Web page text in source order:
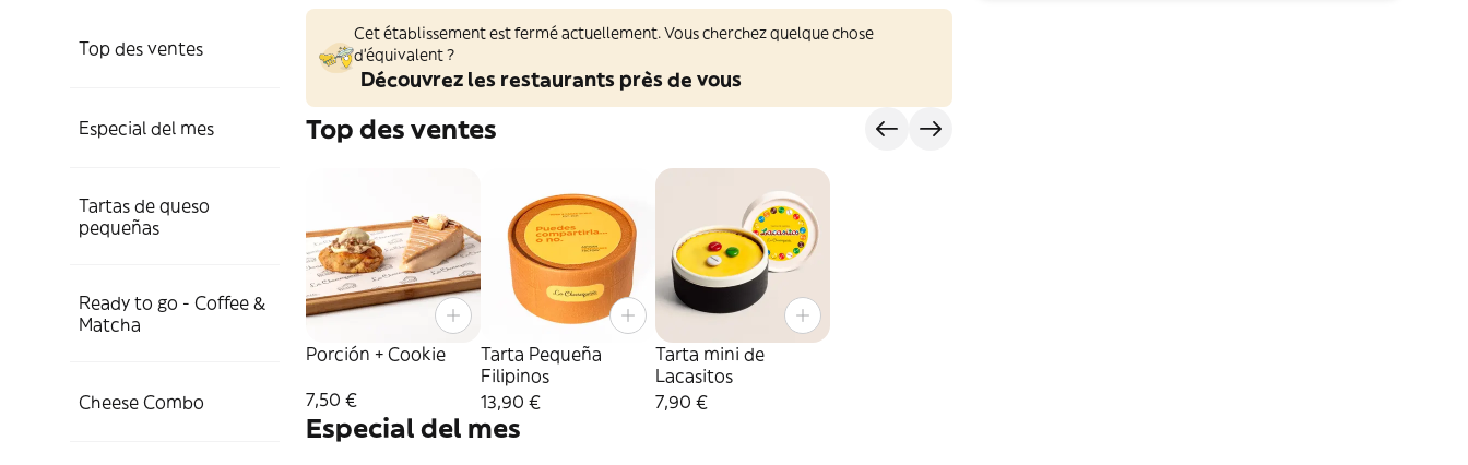
Top des ventes
Especial del mes
Tartas de queso
pequeñas
Ready to go - Coffee &
Matcha
Cheese Combo
Cet établissement est fermé actuellement. Vous cherchez quelque chose
d'équivalent ?
Découvrez les restaurants près de vous
Top des ventes
Porción + Cookie
7,50 €
Tarta Pequeña
Filipinos
13,90 €
Tarta mini de
Lacasitos
7,90 €
Especial del mes